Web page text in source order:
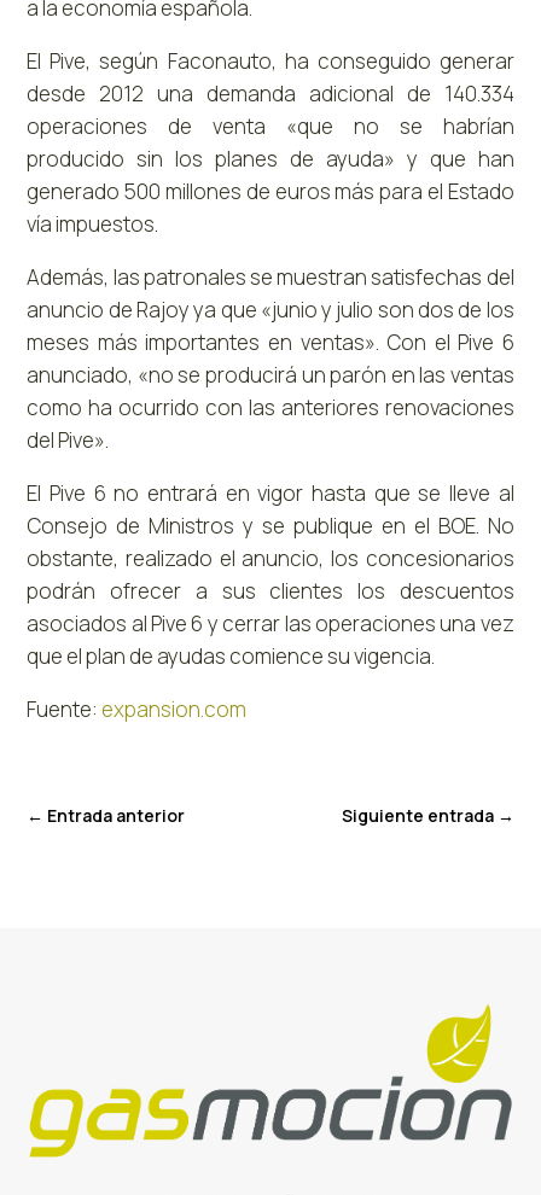
a la economía española.
El Pive, según Faconauto, ha conseguido generar
desde 2012 una demanda adicional de 140.334
operaciones de venta «que no se habrían
producido sin los planes de ayuda» y que han
generado 500 millones de euros más para el Estado
vía impuestos.
Además, las patronales se muestran satisfechas del
anuncio de Rajoy ya que «junio y julio son dos de los
meses más importantes en ventas». Con el Pive 6
anunciado, «no se producirá un parón en las ventas
como ha ocurrido con las anteriores renovaciones
del Pive».
El Pive 6 no entrará en vigor hasta que se lleve al
Consejo de Ministros y se publique en el BOE. No
obstante, realizado el anuncio, los concesionarios
podrán ofrecer a sus clientes los descuentos
asociados al Pive 6 y cerrar las operaciones una vez
que el plan de ayudas comience su vigencia.
Fuente: expansion.com
← Entrada anterior Siguiente entrada→